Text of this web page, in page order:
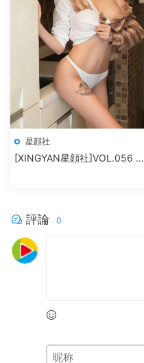
星顔社
[XINGYAN星顔社]VOL.056 廿
評論 0